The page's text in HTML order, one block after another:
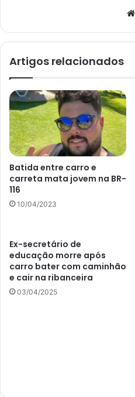
Artigos relacionados
Batida entre carro e
carreta mata jovem na BR-
116
10/04/2023
Ex-secretário de
educação morre após
carro bater com caminhão
e cair na ribanceira
03/04/2025